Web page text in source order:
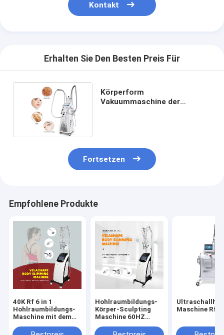
Kontakt
Erhalten Sie Den Besten Preis Für
Körperform
Vakuummaschine der
Fortsetzen
Empfohlene Produkte
40K Rf 6 in 1
Hohlraumbildungs-
Maschine mit dem
Abnehmen
Hohlraumbildungs-
Körper-Sculpting
Maschine 60HZ
Maschine Rfs